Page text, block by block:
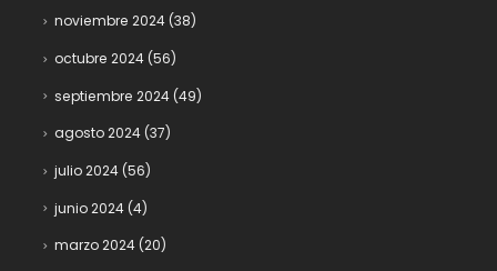
noviembre 2024(38)
octubre 2024(56)
septiembre 2024(49)
agosto 2024(37)
julio 2024(56)
junio 2024(4)
marzo 2024(20)